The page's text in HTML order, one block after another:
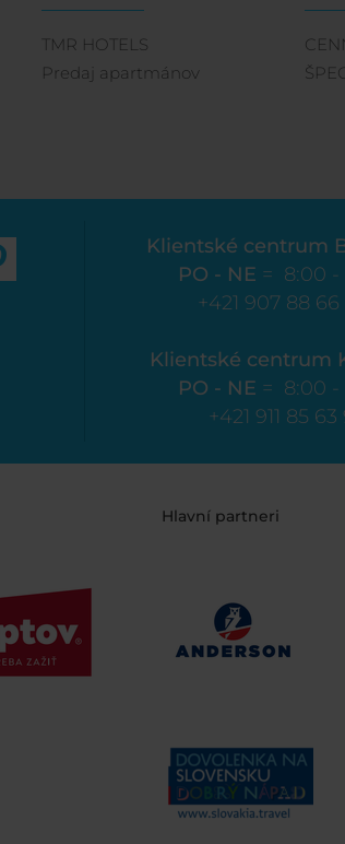
TMR HOTELS
Predaj apartmánov
Klientské centrum
PO - NE = 8:00 -
+421 907 88
Klientské centrum
PO - NE = 8:00 -
+421 911 85 63
Hlavní partneri